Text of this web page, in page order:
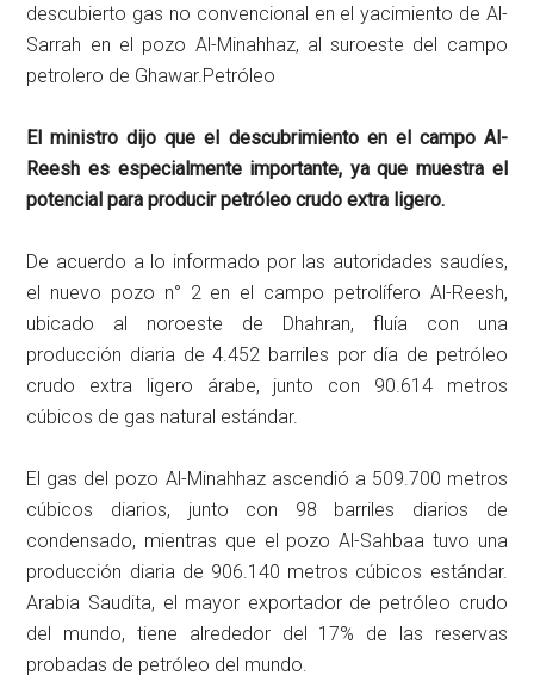
descubierto gas no convencional en el yacimiento de Al-
Sarrah en el pozo Al-Minahhaz, al suroeste del campo
petrolero de Ghawar.Petróleo
El ministro dijo que el descubrimiento en el campo Al-
Reesh es especialmente importante, ya que muestra el
potencial para producir petróleo crudo extra ligero.
De acuerdo a lo informado por las autoridades saudíes,
el nuevo pozo n° 2 en el campo petrolífero Al-Reesh,
ubicado al noroeste de Dhahran, fluía con una
producción diaria de 4.452 barriles por día de petróleo
crudo extra ligero árabe, junto con 90.614 metros
cúbicos de gas natural estándar.
El gas del pozo Al-Minahhaz ascendió a 509.700 metros
cúbicos diarios, junto con 98 barriles diarios de
condensado, mientras que el pozo Al-Sahbaa tuvo una
producción diaria de 906.140 metros cúbicos estándar.
Arabia Saudita, el mayor exportador de petróleo crudo
del mundo, tiene alrededor del 17% de las reservas
probadas de petróleo del mundo.